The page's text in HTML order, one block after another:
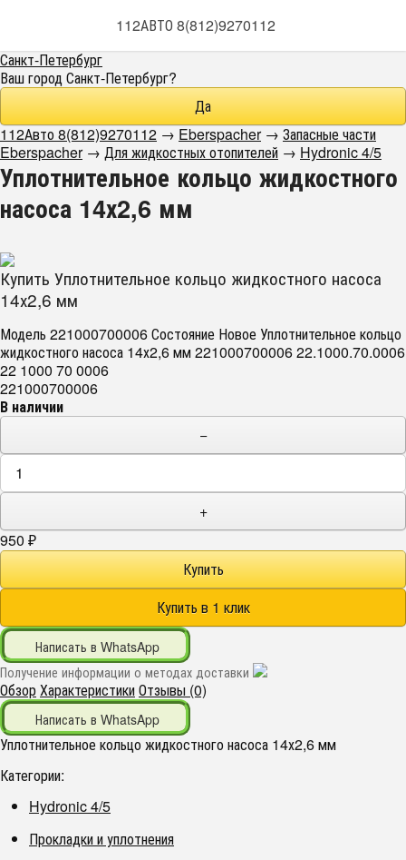
112АВТО 8(812)9270112
Санкт-Петербург
Ваш городСанкт-Петербург?
112Авто 8(812)9270112 → Eberspacher → Запасные части
Eberspacher → Для жидкостных отопителей → Hydronic 4/5
Уплотнительное кольцо жидкостного
насоса 14х2,6 мм
Купить Уплотнительное кольцо жидкостного насоса
14х2,6 мм
Модель 221000700006 Состояние Новое Уплотнительное кольцо
жидкостного насоса 14х2,6 мм 221000700006 22.1000.70.0006
22 1000 70 0006
221000700006
В наличии
−
+
950 ₽
Написать в WhatsApp
Получение информации о методах доставки
ОбзорХарактеристикиОтзывы (0)
Написать в WhatsApp
Уплотнительное кольцо жидкостного насоса 14х2,6 мм
Категории:
Hydronic 4/5
Прокладки и уплотнения